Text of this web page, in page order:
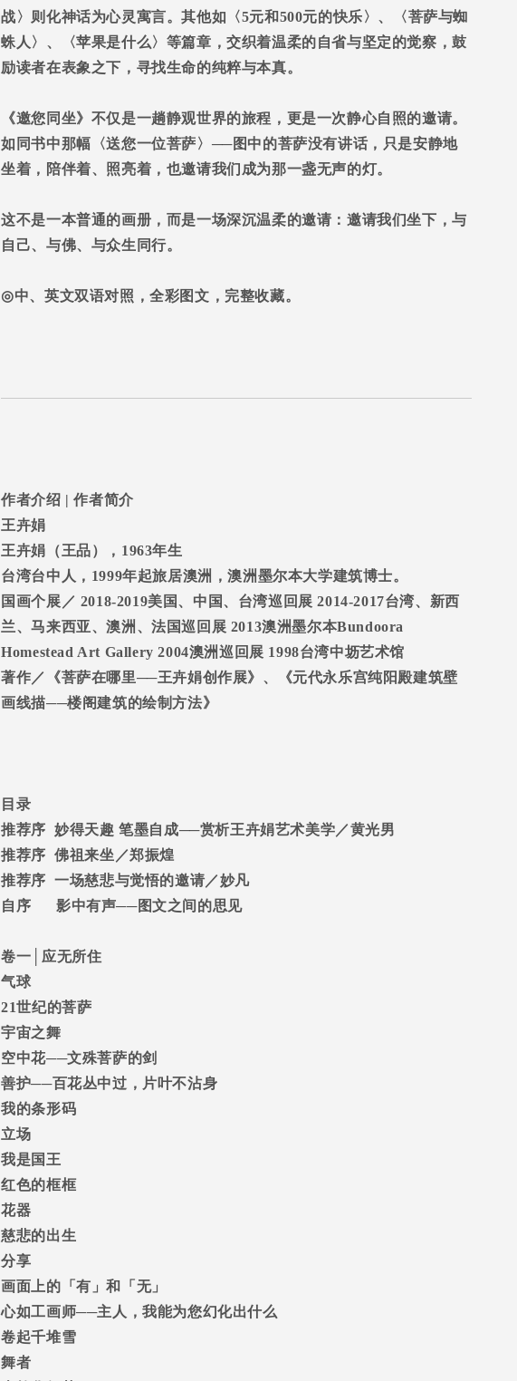
战〉则化神话为心灵寓言。其他如〈5元和500元的快乐〉、〈菩萨与蜘
蛛人〉、〈苹果是什么〉等篇章，交织着温柔的自省与坚定的觉察，鼓
励读者在表象之下，寻找生命的纯粹与本真。
《邀您同坐》不仅是一趟静观世界的旅程，更是一次静心自照的邀请。
如同书中那幅〈送您一位菩萨〉 ──图中的菩萨没有讲话，只是安静地
坐着，陪伴着、照亮着，也邀请我们成为那一盏无声的灯。
这不是一本普通的画册，而是一场深沉温柔的邀请：邀请我们坐下，与
自己、与佛、与众生同行。
◎中、英文双语对照，全彩图文，完整收藏。
作者介绍 |作者简介
王卉娟
王卉娟（王品）， 1963年生
台湾台中人， 1999年起旅居澳洲，澳洲墨尔本大学建筑博士。
国画个展／ 2018-2019美国、中国、台湾巡回展 2014-2017台湾、新西
兰、马来西亚、澳洲、法国巡回展 2013澳洲墨尔本Bundoora
Homestead Art Gallery 2004澳洲巡回展 1998台湾中坜艺术馆
著作／《菩萨在哪里──王卉娟创作展》、《元代永乐宫纯阳殿建筑壁
画线描──楼阁建筑的绘制方法》
目录
推荐序
妙得天趣 笔墨自成──赏析王卉娟艺术美学／黄光男
推荐序
佛祖来坐／郑振煌
推荐序
一场慈悲与觉悟的邀请／妙凡
自序
影中有声──图文之间的思见
卷一
应无所住
气球
21世纪的菩萨
宇宙之舞
空中花──文殊菩萨的剑
善护──百花丛中过，片叶不沾身
我的条形码
立场
我是国王
红色的框框
花器
慈悲的出生
分享
画面上的「有」和「无」
心如工画师──主人，我能为您幻化出什么
卷起千堆雪
舞者